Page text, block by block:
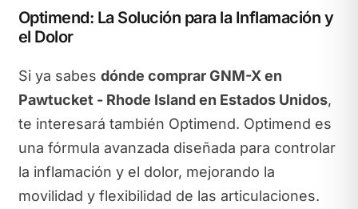
Optimend: La Solución para la Inflamación y
el Dolor
Si ya sabes dónde comprar GNM-X en
Pawtucket - Rhode Island en Estados Unidos,
te interesará también Optimend. Optimend es
una fórmula avanzada diseñada para controlar
la inflamación y el dolor, mejorando la
movilidad y flexibilidad de las articulaciones.